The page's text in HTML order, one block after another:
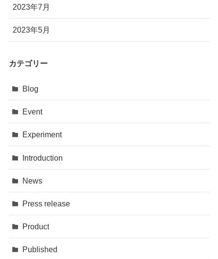
2023年7月
2023年5月
カテゴリー
Blog
Event
Experiment
Introduction
News
Press release
Product
Published